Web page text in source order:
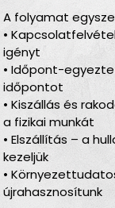
A folyamat
•
igényt
• Időpont-
időpontot
• Kiszállás és
a fizikai munkát
• Elszállítás – a
kezeljük
•
újrahasznosítunk